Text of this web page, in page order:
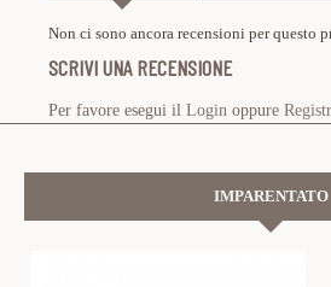
Non ci sono ancora recensioni per questo
SCRIVI UNA RECENSIONE
Per favore esegui il Login oppure
IMPARENTATO